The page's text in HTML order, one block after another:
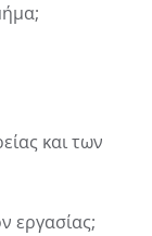
και των
εργασίας;